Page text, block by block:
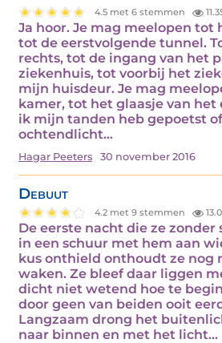
4.5 met 6 stemmen
Ja hoor. Je mag meelopen tot
tot de eerstvolgende tunnel.
rechts, tot de ingang van het
ziekenhuis, tot voorbij het
mijn huisdeur. Je mag
kamer, tot het glaasje van het
ik mijn tanden heb gepoetst
ochtendlicht…
Hagar Peeters 30 november 2016
Debuut
4.2 met 9 stemmen
De eerste nacht die ze zonder
in een schuur met hem aan
kus onthield onthoudt ze nog
waken. Ze bleef daar liggen
dicht niet wetend hoe te
door geen van beiden ooit
Langzaam drong het
naar binnen en met het licht…